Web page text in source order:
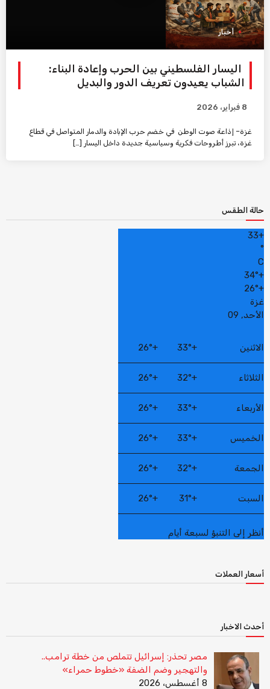
أخبار
اليسار الفلسطيني بين الحرب وإعادة البناء:
الشباب يعيدون تعريف الدور والبديل
8 فبراير، 2026
غزة– إذاعة صوت الوطن في خضم حرب الإبادة والدمار المتواصل في قطاع
غزة، تبرز أطروحات فكرية وسياسية جديدة داخل اليسار […]
حالة الطقس
+
33
°
C
+
34°
+
26°
غزة
الأحد, 09
الاثنين +
33°
+
26°
الثلاثاء +
32°
+
26°
الأربعاء +
33°
+
26°
الخميس +
33°
+
26°
الجمعة +
32°
+
26°
السبت +
31°
+
26°
أنظر إلى التنبؤ لسبعة أيام
أسعار العملات
أحدث الاخبار
مصر تحذر: إسرائيل تتملص من خطة ترامب..
والتهجير وضم الضفة «خطوط حمراء»
8 أغسطس، 2026